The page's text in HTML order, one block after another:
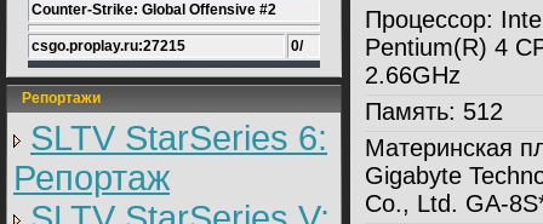
Counter-Strike: Global Offensive #2
csgo.proplay.ru:27215 0/
Репортажи
SLTV StarSeries 6:
Репортаж
Процессор:
Pentium(R) 4
2.66GHz
Память: 512
Материнская
Gigabyte
Co., Ltd. GA-